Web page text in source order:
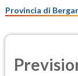
Provincia di